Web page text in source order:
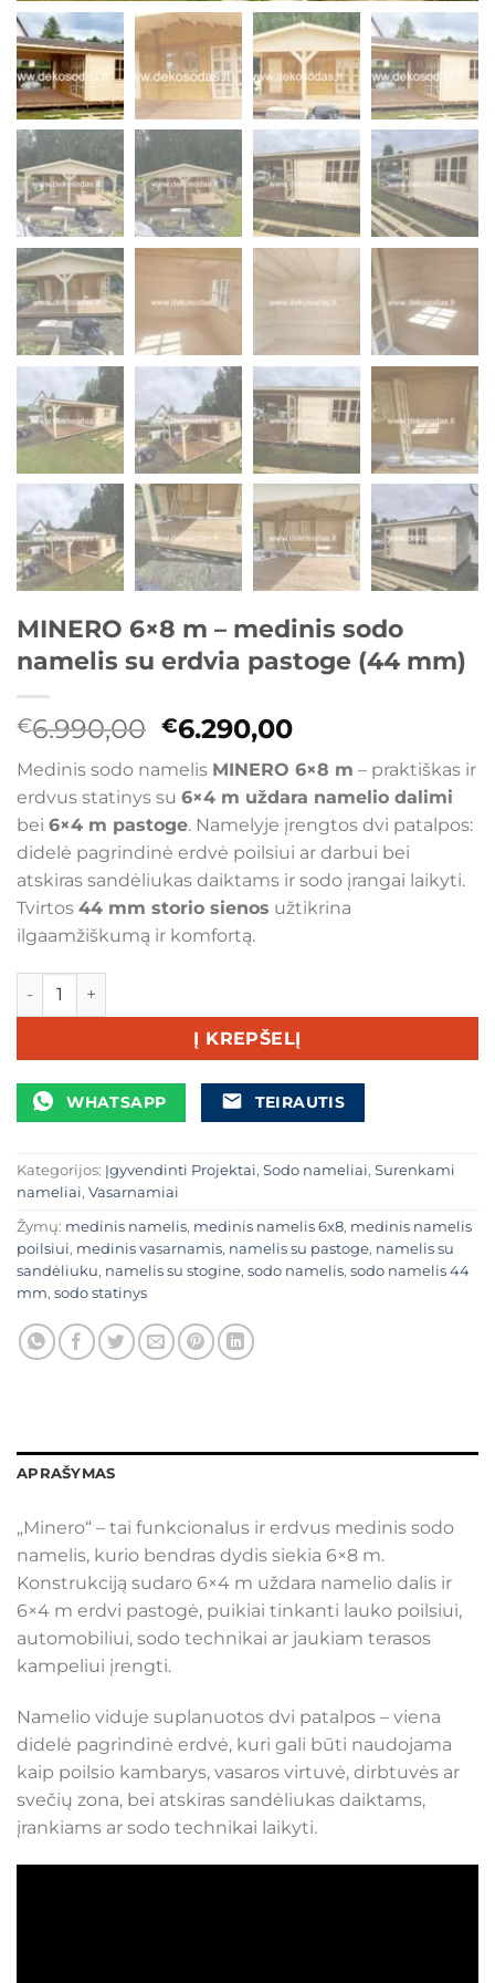
MINERO 6×8 m – medinis sodo
namelis su erdvia pastoge (44 mm)
€6.990,00 Original
was:
€6.990,00.
€6.290,00Current
is:
€6.290,00.
Medinis sodo namelis MINERO 6×8 m – praktiškas ir
erdvus statinys su 6×4 m uždara namelio dalimi
bei 6×4 m pastoge. Namelyje įrengtos dvi patalpos:
didelė pagrindinė erdvė poilsiui ar darbui bei
atskiras sandėliukas daiktams ir sodo įrangai laikyti.
Tvirtos 44 mm storio sienos užtikrina
ilgaamžiškumą ir komfortą.
produkto kiekis: MINERO 6x8 m – medinis sodo namelis
Į KREPŠELĮ
WHATSAPP TEIRAUTIS
Kategorijos: Įgyvendinti Projektai, Sodo nameliai, Surenkami
nameliai, Vasarnamiai
Žymų: medinis namelis, medinis namelis 6x8, medinis namelis
poilsiui, medinis vasarnamis, namelis su pastoge, namelis su
sandėliuku, namelis su stogine, sodo namelis, sodo namelis 44
mm, sodo statinys
APRAŠYMAS
„Minero“ – tai funkcionalus ir erdvus medinis sodo
namelis, kurio bendras dydis siekia 6×8 m.
Konstrukciją sudaro 6×4 m uždara namelio dalis ir
6×4 m erdvi pastogė, puikiai tinkanti lauko poilsiui,
automobiliui, sodo technikai ar jaukiam terasos
kampeliui įrengti.
Namelio viduje suplanuotos dvi patalpos – viena
didelė pagrindinė erdvė, kuri gali būti naudojama
kaip poilsio kambarys, vasaros virtuvė, dirbtuvės ar
svečių zona, bei atskiras sandėliukas daiktams,
įrankiams ar sodo technikai laikyti.